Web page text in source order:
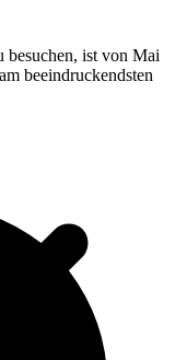
besuchen, ist von Mai
beeindruckendsten